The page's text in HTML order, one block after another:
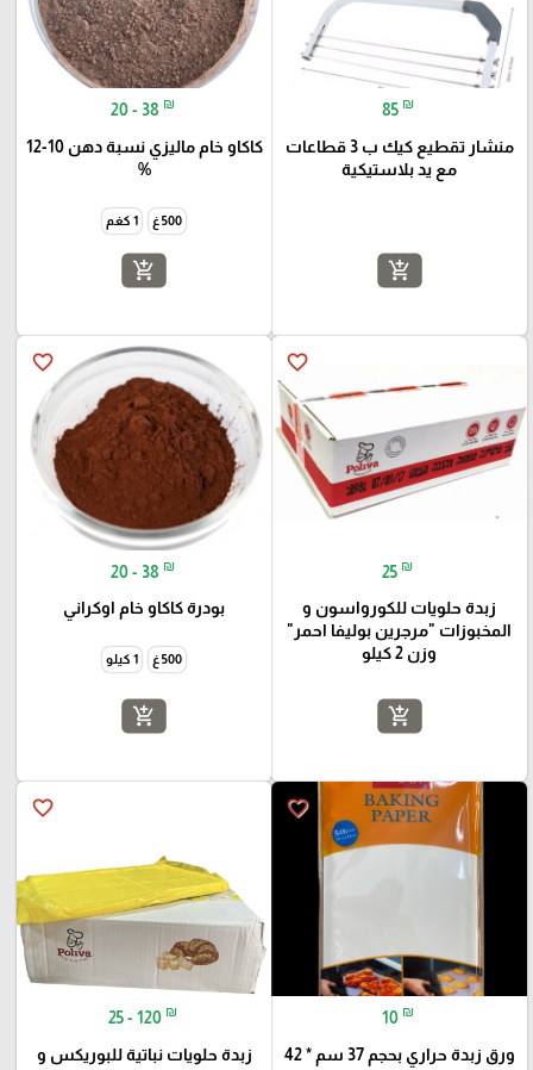
85 ₪
منشار تقطيع كيك ب 3 قطاعات
مع يد بلاستيكية
add_shopping_cart
20 - 38 ₪
كاكاو خام ماليزي نسبة دهن 10-12
%
500 غ 1 كغم
add_shopping_cart
favorite_border
25 ₪
زبدة حلويات للكورواسون و
المخبوزات "مرجرين بوليفا احمر"
وزن 2 كيلو
add_shopping_cart
favorite_border
20 - 38 ₪
بودرة كاكاو خام اوكراني
500 غ 1 كيلو
add_shopping_cart
favorite_border
10 ₪
ورق زبدة حراري بحجم 37 سم * 42
favorite_border
25 - 120 ₪
زبدة حلويات نباتية للبوريكس و